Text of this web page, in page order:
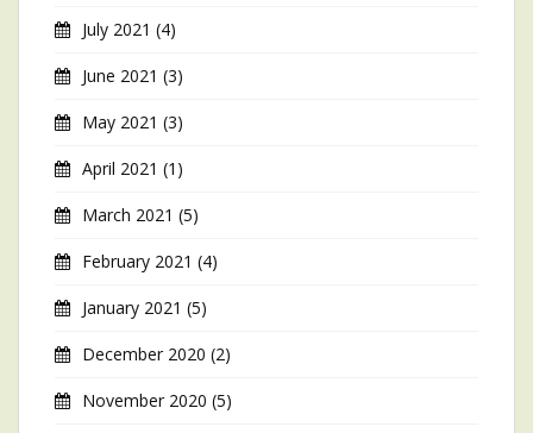
July 2021 (4)
June 2021 (3)
May 2021 (3)
April 2021 (1)
March 2021 (5)
February 2021 (4)
January 2021 (5)
December 2020 (2)
November 2020 (5)